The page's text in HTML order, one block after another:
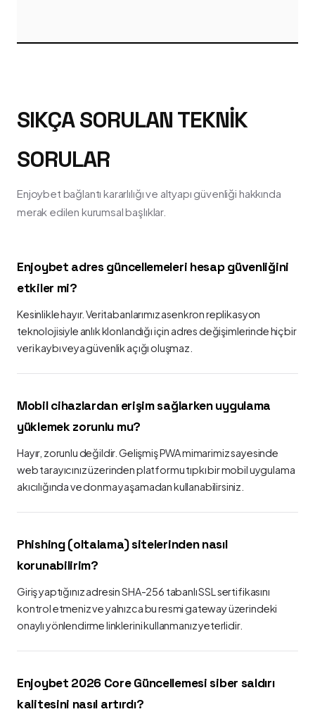
SIKÇA SORULAN TEKNIK
SORULAR
Enjoybet bağlantı kararlılığı ve altyapı güvenliği hakkında
merak edilen kurumsal başlıklar.
Enjoybet adres güncellemeleri hesap güvenliğini
etkiler mi?
Kesinlikle hayır. Veritabanlarımız asenkron replikasyon
teknolojisiyle anlık klonlandığı için adres değişimlerinde hiçbir
veri kaybı veya güvenlik açığı oluşmaz.
Mobil cihazlardan erişim sağlarken uygulama
yüklemek zorunlu mu?
Hayır, zorunlu değildir. Gelişmiş PWA mimarimiz sayesinde
web tarayıcınız üzerinden platformu tıpkı bir mobil uygulama
akıcılığında ve donma yaşamadan kullanabilirsiniz.
Phishing (oltalama) sitelerinden nasıl
korunabilirim?
Giriş yaptığınız adresin SHA-256 tabanlı SSL sertifikasını
kontrol etmeniz ve yalnızca bu resmi gateway üzerindeki
onaylı yönlendirme linklerini kullanmanız yeterlidir.
Enjoybet 2026 Core Güncellemesi siber saldırı
kalitesini nasıl artırdı?